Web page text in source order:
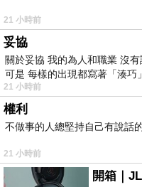
21 小時前
妥協
關於妥協 我的為人和職業 沒
可是 每樣的出現都寫著「湊巧
21 小時前
權利
不做事的人總堅持自己有說話的
21 小時前